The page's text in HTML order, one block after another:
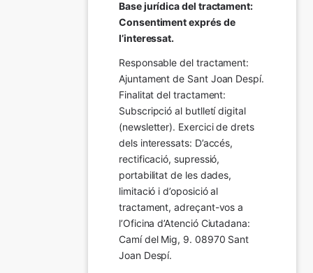
Base jurídica del tractament:
Consentiment exprés de
l’interessat.
Responsable del tractament:
Ajuntament de Sant Joan Despí.
Finalitat del tractament:
Subscripció al butlletí digital
(newsletter). Exercici de drets
dels interessats: D’accés,
rectificació, supressió,
portabilitat de les dades,
limitació i d’oposició al
tractament, adreçant-vos a
l’Oficina d’Atenció Ciutadana:
Camí del Mig, 9. 08970 Sant
Joan Despí.